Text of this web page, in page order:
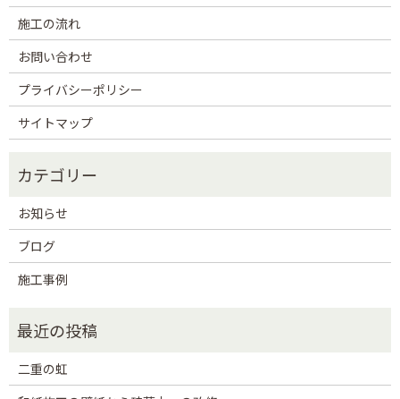
施工の流れ
お問い合わせ
プライバシーポリシー
サイトマップ
お知らせ
ブログ
施工事例
二重の虹